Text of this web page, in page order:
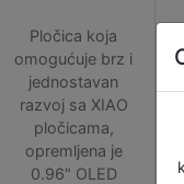
Pločica koja
omogućuje brz i
jednostavan
razvoj sa XIAO
pločicama,
opremljena je
0.96" OLED